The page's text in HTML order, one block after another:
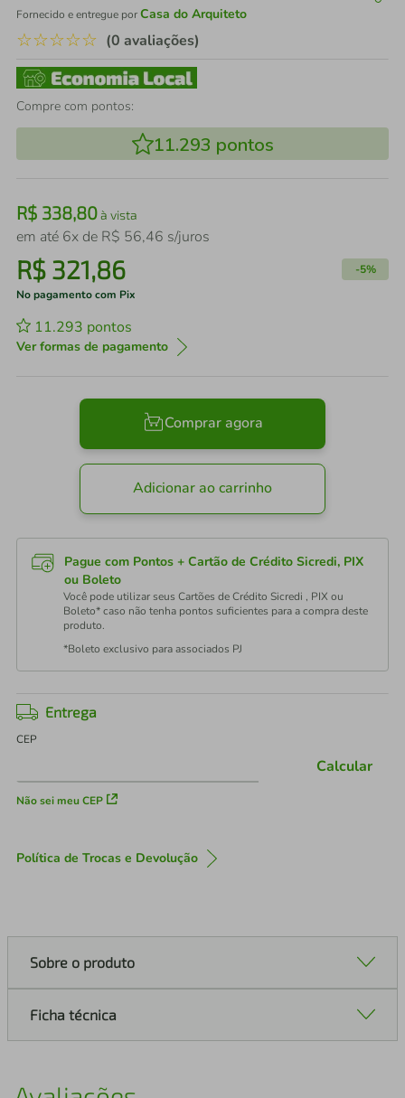
Fornecido e entregue porCasa do Arquiteto
☆☆☆☆☆ (0 avaliações)
Compre com pontos:
11.293 pontos
R$ 338,80à vista
em até 6x de R$ 56,46 s/juros
R$ 321,86 -5%
No pagamento com Pix
11.293 pontos
Ver formas de pagamento
Comprar agora
Adicionar ao carrinho
Pague com Pontos + Cartão de Crédito Sicredi, PIX
ou Boleto
Você pode utilizar seus Cartões de Crédito Sicredi , PIX ou
Boleto* caso não tenha pontos suficientes para a compra deste
produto.
*Boleto exclusivo para associados PJ
Entrega
CEP
Não sei meu CEP
Calcular
Política de Trocas e Devolução
Sobre o produto
Ficha técnica